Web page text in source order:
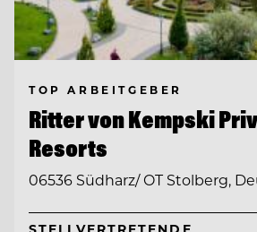
TOP ARBEITGEBER
Ritter von Kempski
Resorts
06536 Südharz/ OT Stolberg,